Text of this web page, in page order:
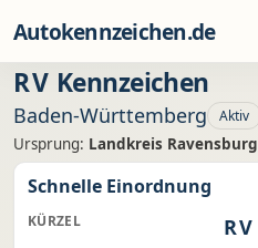
Autokennzeichen.de
RV Kennzeichen
Baden-Württemberg Aktiv
Ursprung: Landkreis Ravensburg
Schnelle Einordnung
KÜRZEL RV